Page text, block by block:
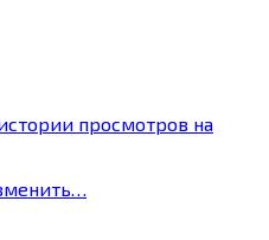
просмотров на